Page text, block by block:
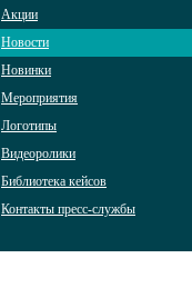
Акции
Новости
Новинки
Мероприятия
Логотипы
Видеоролики
Библиотека кейсов
Контакты пресс-службы